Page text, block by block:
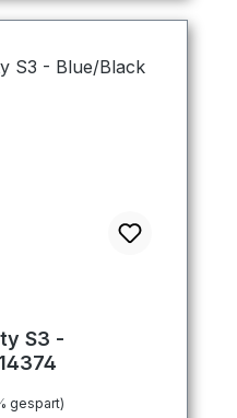
von 5 von 5 Sternen
S3 -
gespart)